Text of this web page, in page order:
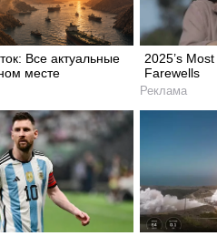
Все актуальные
месте
2025’s
Farewells
Реклама